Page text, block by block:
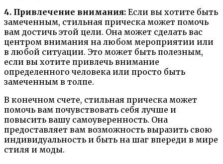
4. Привлечение внимания: Если вы хотите быть
замеченным, стильная прическа может помочь
вам достичь этой цели. Она может сделать вас
центром внимания на любом мероприятии или
в любой ситуации. Это может быть полезным,
если вы хотите привлечь внимание
определенного человека или просто быть
замеченным в толпе.
В конечном счете, стильная прическа может
помочь вам почувствовать себя лучше и
повысить вашу самоуверенность. Она
предоставляет вам возможность выразить свою
индивидуальность и быть на шаг впереди в мире
стиля и моды.